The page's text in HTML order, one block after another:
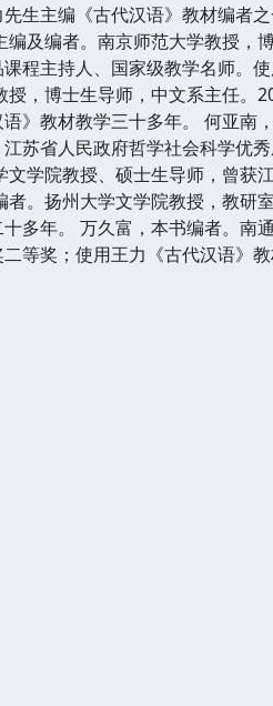
生主编《古代汉语》教材编者
及编者。南京师范大学教授，
程主持人、国家级教学名师。
，博士生导师，中文系主任。
》教材教学三十多年。 何亚南
苏省人民政府哲学社会科学优
学院教授、硕士生导师，曾获
者。扬州大学文学院教授，教
多年。 万久富，本书编者。南
等奖；使用王力《古代汉语》